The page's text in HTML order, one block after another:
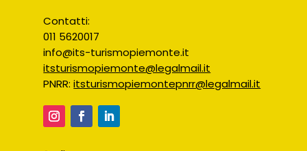
Contatti:
011 5620017
info@its-turismopiemonte.it
itsturismopiemonte@legalmail.it
PNRR:itsturismopiemontepnrr@legalmail.it